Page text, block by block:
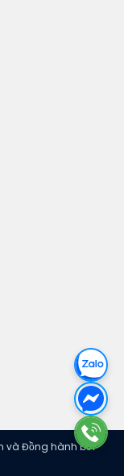
và Đồng hành bởi